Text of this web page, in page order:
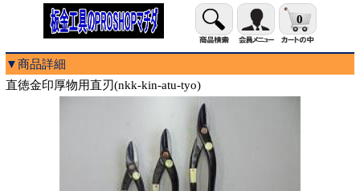
0
▼商品詳細
直徳金印厚物用直刃(nkk-kin-atu-tyo)